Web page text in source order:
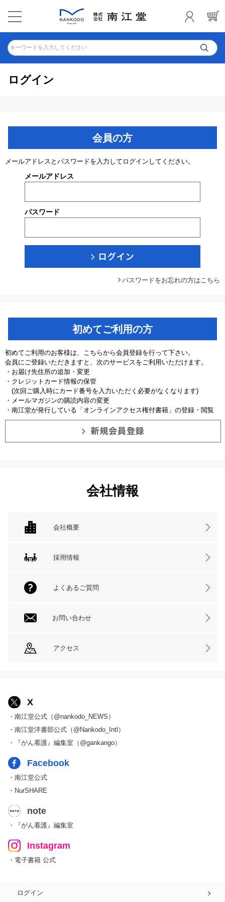
キーワードを入力してください
ログイン
会員の方
メールアドレスとパスワードを入力してログインしてください。
メールアドレス
パスワード
パスワードをお忘れの方はこちら
初めてご利用の方
初めてご利用のお客様は、こちらから会員登録を行って下さい。
会員にご登録いただきますと、次のサービスをご利用いただけます。
・お届け先住所の追加・変更
・クレジットカード情報の保管
(次回ご購入時にカード番号を入力いただく必要がなくなります)
・メールマガジンの購読内容の変更
・南江堂が発行している「オンラインアクセス権付書籍」の登録・閲覧
会社情報
会社概要
採用情報
よくあるご質問
お問い合わせ
アクセス
X
・南江堂公式（@nankodo_NEWS）
・南江堂洋書部公式（@Nankodo_Intl）
・『がん看護』編集室（@gankango）
Facebook
・南江堂公式
・NurSHARE
note
・『がん看護』編集室
Instagram
・電子書籍 公式
ログイン